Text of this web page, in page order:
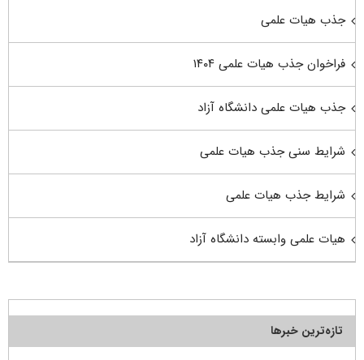
جذب هیات علمی
فراخوان جذب هیات علمی ۱۴۰۴
جذب هیات علمی دانشگاه آزاد
شرایط سنی جذب هیات علمی
شرایط جذب هیات علمی
هیات علمی وابسته دانشگاه آزاد
تازه‌ترین خبرها